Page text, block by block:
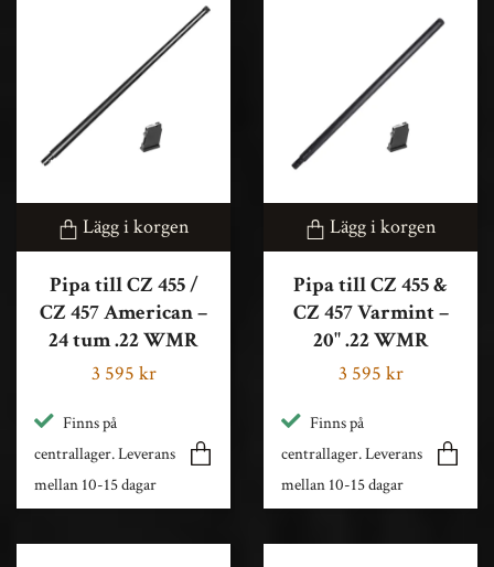
Lägg i korgen
Pipa till CZ 455 /
CZ 457 American –
24 tum .22 WMR
3 595 kr
Finns på
centrallager. Leverans
mellan 10-15 dagar
Lägg i korgen
Pipa till CZ 455 &
CZ 457 Varmint –
20" .22 WMR
3 595 kr
Finns på
centrallager. Leverans
mellan 10-15 dagar